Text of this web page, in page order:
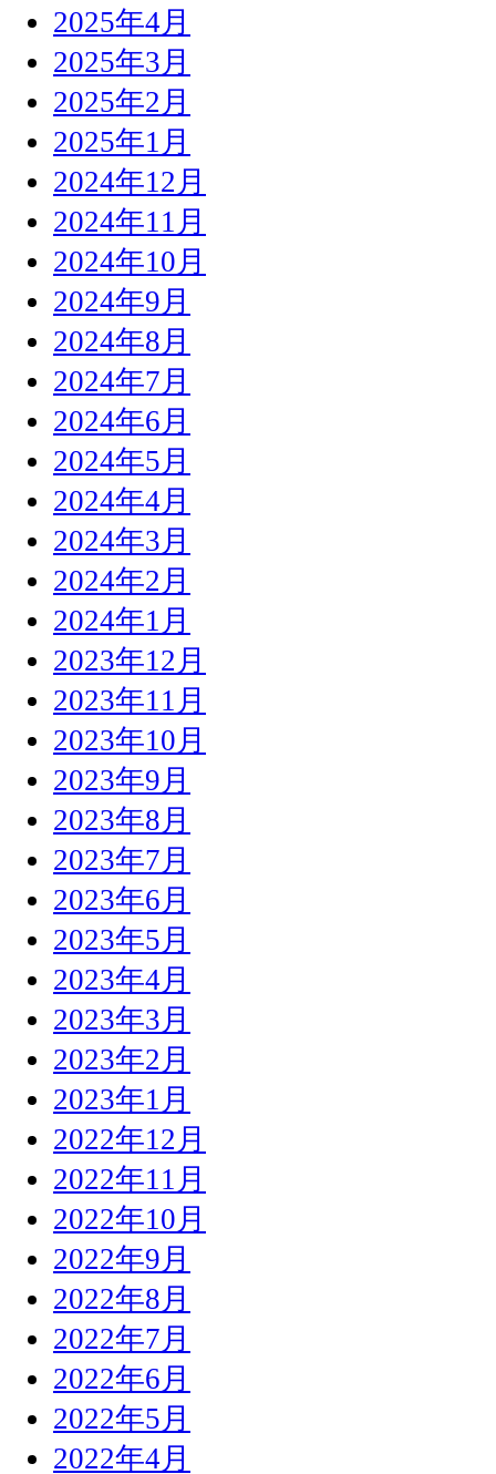
2025年4月
2025年3月
2025年2月
2025年1月
2024年12月
2024年11月
2024年10月
2024年9月
2024年8月
2024年7月
2024年6月
2024年5月
2024年4月
2024年3月
2024年2月
2024年1月
2023年12月
2023年11月
2023年10月
2023年9月
2023年8月
2023年7月
2023年6月
2023年5月
2023年4月
2023年3月
2023年2月
2023年1月
2022年12月
2022年11月
2022年10月
2022年9月
2022年8月
2022年7月
2022年6月
2022年5月
2022年4月